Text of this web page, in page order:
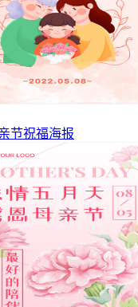
节祝福海报